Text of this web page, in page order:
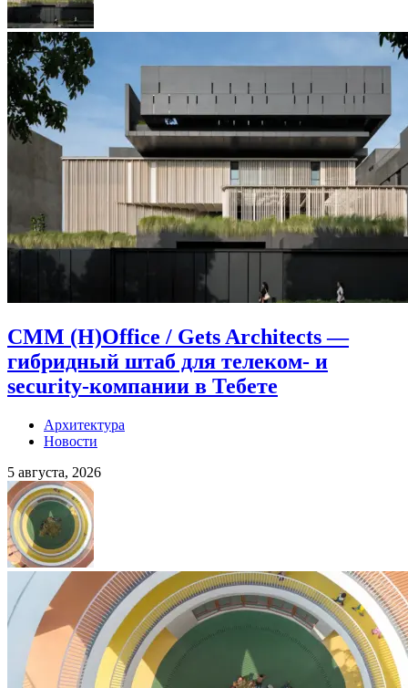
CMM (H)Office / Gets Architects —
гибридный штаб для телеком- и
security-компании в Тебете
Архитектура
Новости
5 августа, 2026